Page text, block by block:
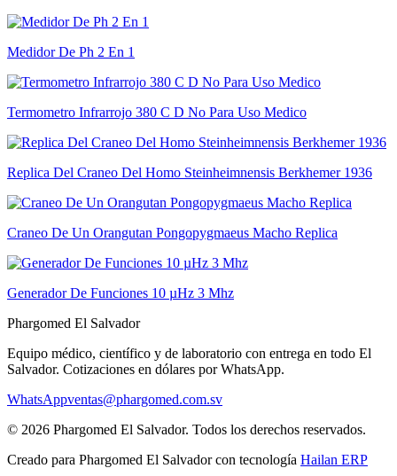
Medidor De Ph 2 En 1
Termometro Infrarrojo 380 C D No Para Uso Medico
Replica Del Craneo Del Homo Steinheimnensis Berkhemer 1936
Craneo De Un Orangutan Pongopygmaeus Macho Replica
Generador De Funciones 10 µHz 3 Mhz
Phargomed El Salvador
Equipo médico, científico y de laboratorio con entrega en todo El
Salvador. Cotizaciones en dólares por WhatsApp.
WhatsAppventas@phargomed.com.sv
© 2026 Phargomed El Salvador. Todos los derechos reservados.
Creado para Phargomed El Salvadorcon tecnología Hailan ERP